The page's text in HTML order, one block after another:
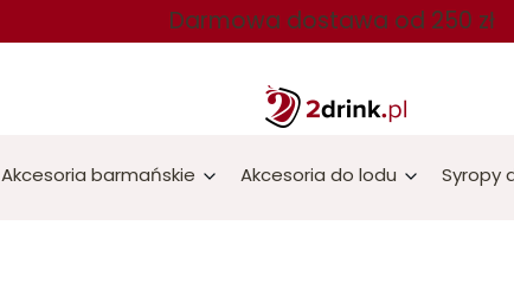
Darmowa dostawa od 250 zł
Akcesoria barmańskie Akcesoria do lodu Syropy